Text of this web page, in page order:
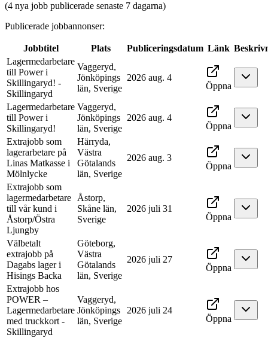
(4 nya jobb publicerade senaste 7 dagarna)
Publicerade jobbannonser:
Jobbtitel Plats Publiceringsdatum Länk
Lagermedarbetare
till Power i
Skillingaryd! -
Skillingaryd
Vaggeryd,
Jönköpings
län, Sverige
2026 aug. 4
Öppna
Lagermedarbetare
till Power i
Skillingaryd!
Vaggeryd,
Jönköpings
län, Sverige
2026 aug. 4
Öppna
Extrajobb som
lagerarbetare på
Linas Matkasse i
Mölnlycke
Härryda,
Västra
Götalands
län, Sverige
2026 aug. 3
Öppna
Extrajobb som
lagermedarbetare
till vår kund i
Åstorp/Östra
Ljungby
Åstorp,
Skåne län,
Sverige
2026 juli 31
Öppna
Välbetalt
extrajobb på
Dagabs lager i
Hisings Backa
Göteborg,
Västra
Götalands
län, Sverige
2026 juli 27
Öppna
Extrajobb hos
POWER –
Lagermedarbetare
med truckkort -
Skillingaryd
Vaggeryd,
Jönköpings
län, Sverige
2026 juli 24
Öppna